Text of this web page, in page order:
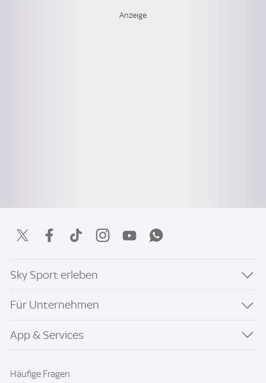
Sky Sport erleben
Für Unternehmen
App & Services
Häufige Fragen